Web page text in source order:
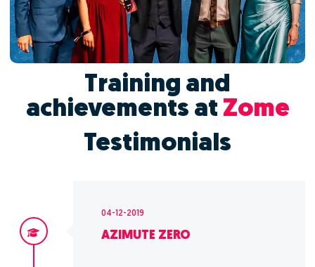
Training and
achievements at Zome
Testimonials
04-12-2019
AZIMUTE ZERO